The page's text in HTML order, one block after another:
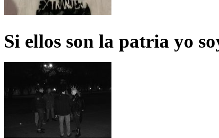
Si ellos son la patria yo